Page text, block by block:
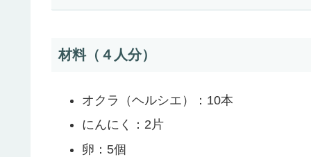
材料（４人分）
オクラ（ヘルシエ）：10本
にんにく：2片
卵：5個